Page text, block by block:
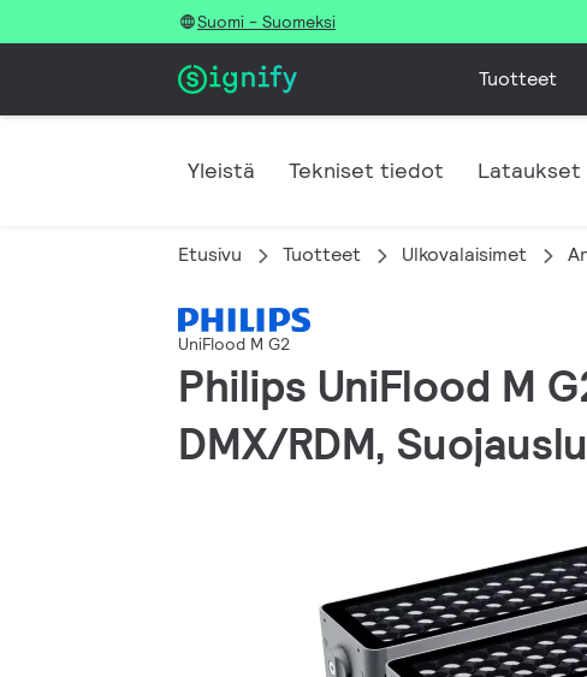
Suomi - Suomeksi
Tuotteet
Yleistä Tekniset tiedot Lataukset
Etusivu Tuotteet Ulkovalaisimet
UniFlood M G2
Philips UniFlood M
DMX/RDM,